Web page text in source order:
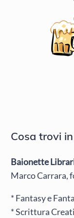
Cosa trovi
Baionette
Marco Carrara,
* Fantasy e
* Scrittura